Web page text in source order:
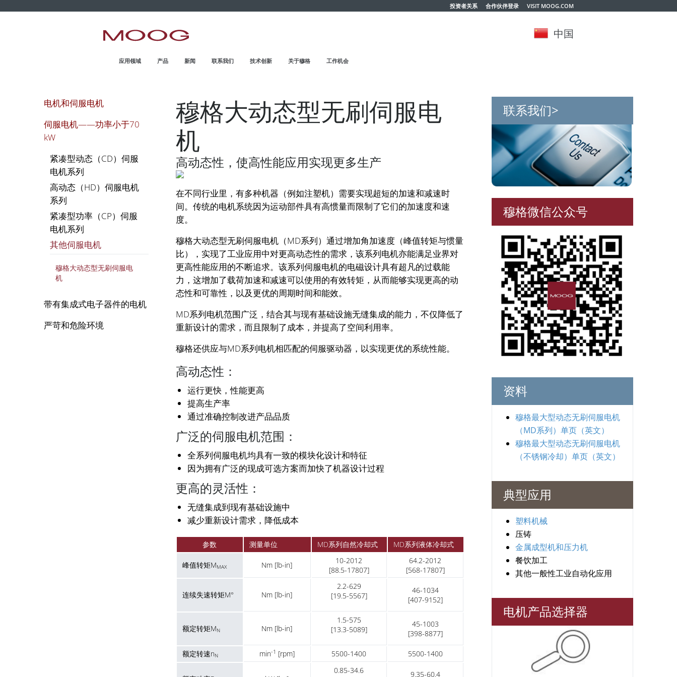
投资者关系 合作伙伴登录
VISIT MOOG.COM
中国
应用领域 产品 新闻 联系我们 技术创新 关于穆格 工作机会
电机和伺服电机
伺服电机——功率小于70
kW
紧凑型动态（CD）伺服
电机系列
高动态（HD）伺服电机
系列
紧凑型功率（CP）伺服
电机系列
其他伺服电机
穆格大动态型无刷伺服电
机
带有集成式电子器件的电机
严苛和危险环境
穆格大动态型无刷伺服电
机
高动态性，使高性能应用实现更多生产
在不同行业里，有多种机器（例如注塑机）需要实现超短的加速和减速时
间。传统的电机系统因为运动部件具有高惯量而限制了它们的加速度和速
度。
穆格大动态型无刷伺服电机（MD系列）通过增加角加速度（峰值转矩与惯量
比），实现了工业应用中对更高动态性的需求，该系列电机亦能满足业界对
更高性能应用的不断追求。该系列伺服电机的电磁设计具有超凡的过载能
力，这增加了载荷加速和减速可以使用的有效转矩，从而能够实现更高的动
态性和可靠性，以及更优的周期时间和能效。
MD系列电机范围广泛，结合其与现有基础设施无缝集成的能力，不仅降低了
重新设计的需求，而且限制了成本，并提高了空间利用率。
穆格还供应与MD系列电机相匹配的伺服驱动器，以实现更优的系统性能。
高动态性：
运行更快，性能更高
提高生产率
通过准确控制改进产品品质
广泛的伺服电机范围：
全系列伺服电机均具有一致的模块化设计和特征
因为拥有广泛的现成可选方案而加快了机器设计过程
更高的灵活性：
无缝集成到现有基础设施中
减少重新设计需求，降低成本
参数 测量单位 MD系列自然冷却式 MD系列液体冷却式
峰值转矩MMAX Nm [lb-in]
10-2012
[88.5-17807]
64.2-2012
[568-17807]
连续失速转矩M° Nm [lb-in]
2.2-629
[19.5-5567]
46-1034
[407-9152]
额定转矩MN Nm [lb-in]
1.5-575
[13.3-5089]
45-1003
[398-8877]
额定转速nN min-1 [rpm] 5500-1400 5500-1400
0.85-34.6
9.35-60.4
联系我们>
穆格微信公众号
资料
穆格最大型动态无刷伺服电机
（MD系列）单页（英文）
穆格最大型动态无刷伺服电机
（不锈钢冷却）单页（英文）
典型应用
塑料机械
压铸
金属成型机和压力机
餐饮加工
其他一般性工业自动化应用
电机产品选择器